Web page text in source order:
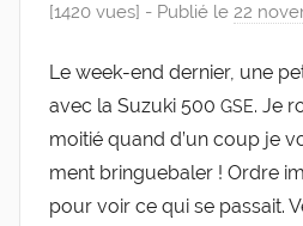
[1420 vues] - Publié le 22
Le week-​​end der­nier, une
avec la Suzu­ki 500 GSE. Je
moi­tié quand d’un coup je
ment brin­gue­ba­ler ! Ordre
pour voir ce qui se pas­sait.